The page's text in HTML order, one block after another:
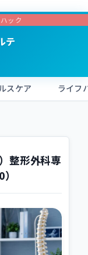
ック
テ
スケア ライフ
整形外科専